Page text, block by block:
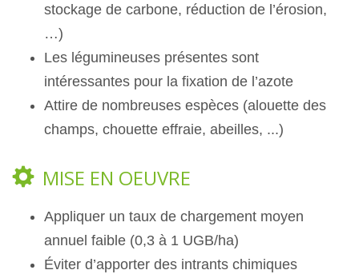
stockage de carbone, réduction de l’érosion,
…)
Les légumineuses présentes sont
intéressantes pour la fixation de l’azote
Attire de nombreuses espèces (alouette des
champs, chouette effraie, abeilles, ...)
MISE EN OEUVRE
Appliquer un taux de chargement moyen
annuel faible (0,3 à 1 UGB/ha)
Éviter d’apporter des intrants chimiques